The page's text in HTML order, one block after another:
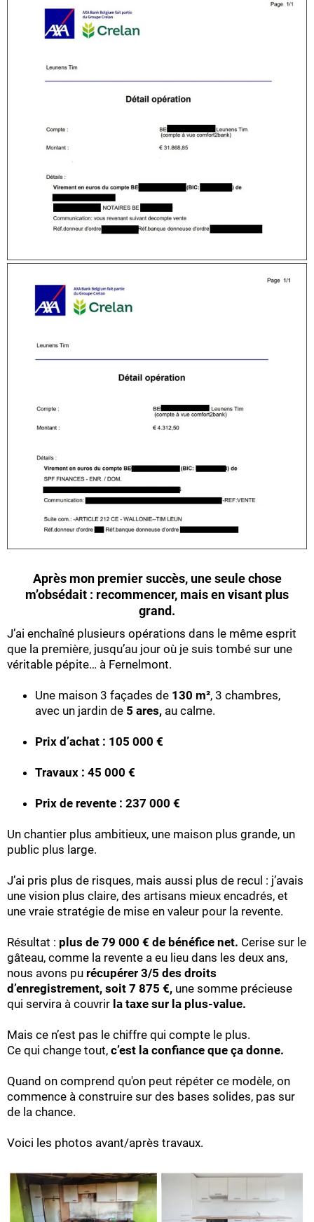
Après mon premier succès, une seule chose
m’obsédait : recommencer, mais en visant plus
grand.
J’ai enchaîné plusieurs opérations dans le même esprit
que la première, jusqu’au jour où je suis tombé sur une
véritable pépite… à Fernelmont.
Une maison 3 façades de 130 m², 3 chambres,
avec un jardin de 5 ares, au calme.
Prix d’achat : 105 000 €
Travaux : 45 000 €
Prix de revente : 237 000 €
Un chantier plus ambitieux, une maison plus grande, un
public plus large.
J’ai pris plus de risques, mais aussi plus de recul : j’avais
une vision plus claire, des artisans mieux encadrés, et
une vraie stratégie de mise en valeur pour la revente.
Résultat : plus de 79 000 € de bénéfice net. Cerise sur le
gâteau, comme la revente a eu lieu dans les deux ans,
nous avons pu récupérer 3/5 des droits
d’enregistrement, soit 7 875 €, une somme précieuse
qui servira à couvrir la taxe sur la plus-value.
Mais ce n’est pas le chiffre qui compte le plus.
Ce qui change tout, c’est la confiance que ça donne.
Quand on comprend qu'on peut répéter ce modèle, on
commence à construire sur des bases solides, pas sur
de la chance.
Voici les photos avant/après travaux.